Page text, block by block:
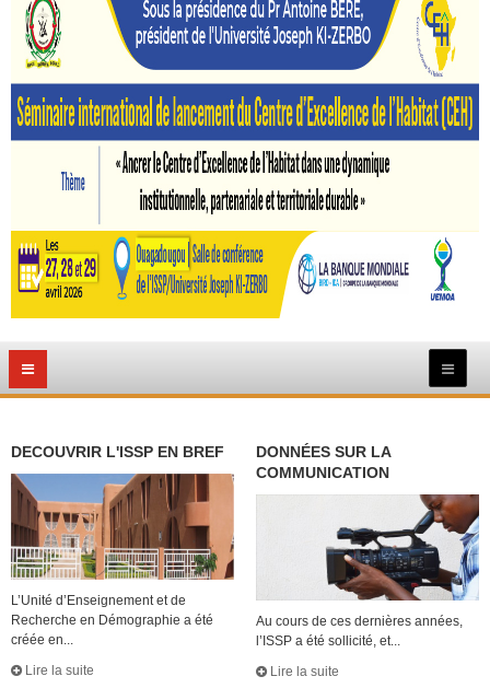
DECOUVRIR L'ISSP EN BREF
L’Unité d’Enseignement et de
Recherche en Démographie a été
créée en...
Lire la suite
DONNÉES SUR LA
COMMUNICATION
Au cours de ces dernières années,
l’ISSP a été sollicité, et...
Lire la suite